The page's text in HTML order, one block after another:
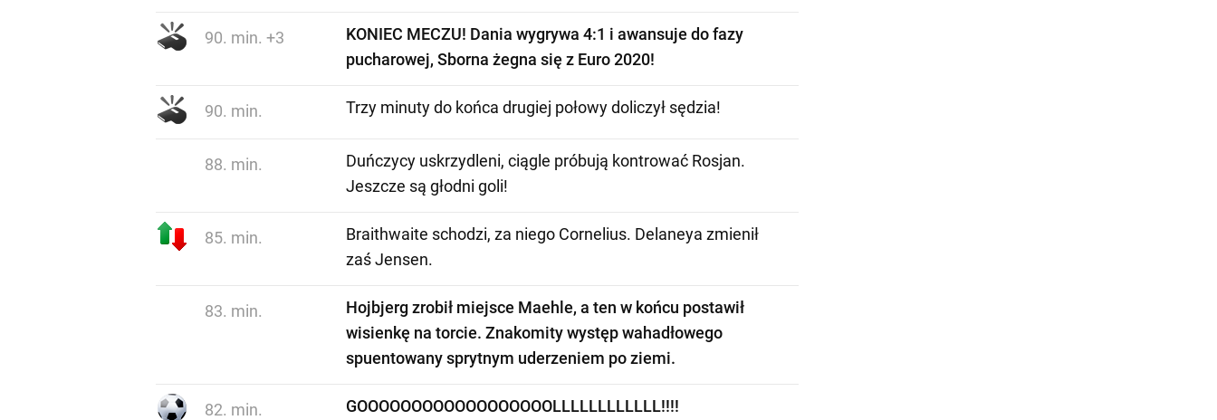
90. min. +3
KONIEC MECZU! Dania wygrywa 4:1 i awansuje do fazy
pucharowej, Sborna żegna się z Euro 2020!
90. min. Trzy minuty do końca drugiej połowy doliczył sędzia!
88. min.
Duńczycy uskrzydleni, ciągle próbują kontrować Rosjan.
Jeszcze są głodni goli!
85. min.
Braithwaite schodzi, za niego Cornelius. Delaneya zmienił
zaś Jensen.
83. min.
Hojbjerg zrobił miejsce Maehle, a ten w końcu postawił
wisienkę na torcie. Znakomity występ wahadłowego
spuentowany sprytnym uderzeniem po ziemi.
82. min. GOOOOOOOOOOOOOOOOOOLLLLLLLLLLLL!!!!